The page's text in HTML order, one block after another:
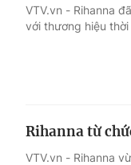
VTV.vn - Rihanna
với thương hiệu
Rihanna từ
VTV.vn - Rihanna